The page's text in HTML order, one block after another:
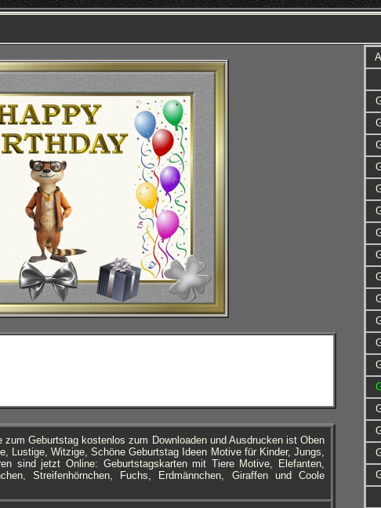
Geburtstag kostenlos zum Downloaden und Ausdrucken ist Oben
Lustige, Witzige, Schöne Geburtstag Ideen Motive für Kinder, Jungs,
sind jetzt Online: Geburtstagskarten mit Tiere Motive, Elefanten,
Streifenhörnchen, Fuchs, Erdmännchen, Giraffen und Coole